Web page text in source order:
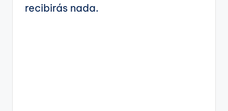
recibirás nada.